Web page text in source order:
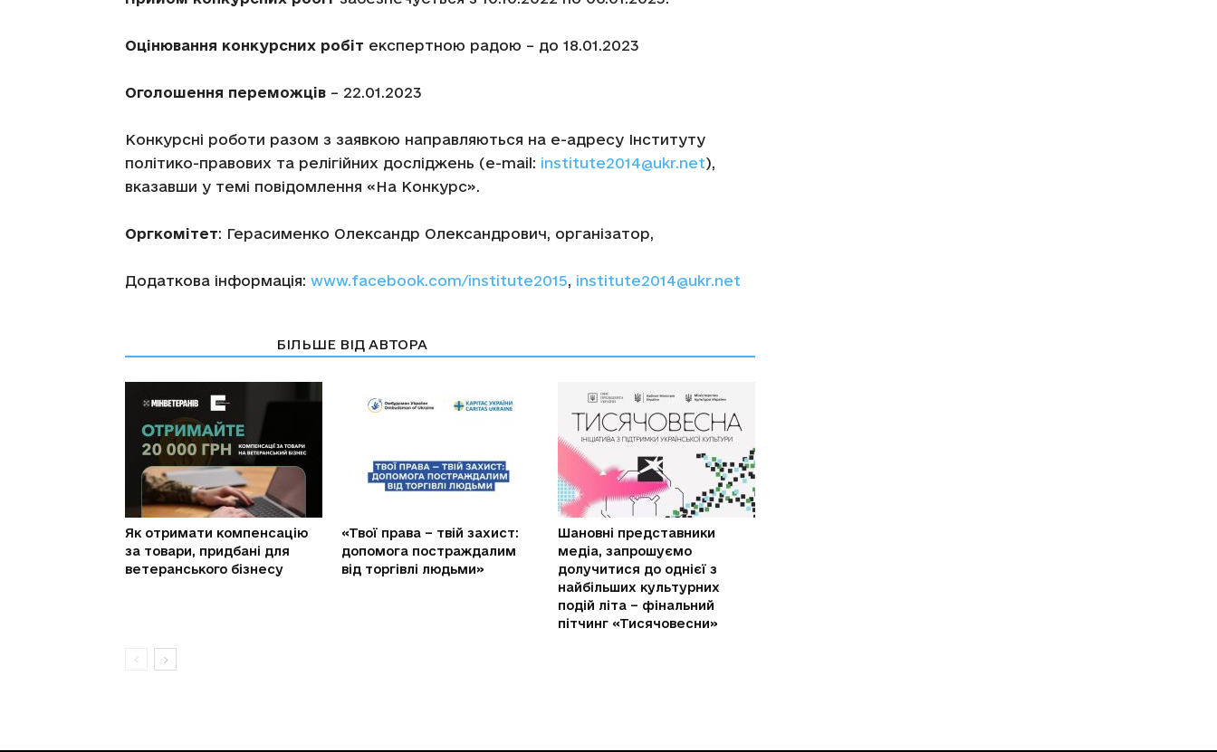
Оцінювання конкурсних робіт експертною радою – до 18.01.2023
Оголошення переможців – 22.01.2023
Конкурсні роботи разом з заявкою направляються на е-адресу Інституту
політико-правових та релігійних досліджень (e-mail: institute2014@ukr.net),
вказавши у темі повідомлення «На Конкурс».
Оргкомітет: Герасименко Олександр Олександрович, організатор,
Додаткова інформація: www.facebook.com/institute2015, institute2014@ukr.net
БІЛЬШЕ ВІД АВТОРА
Як отримати компенсацію
за товари, придбані для
ветеранського бізнесу
«Твої права – твій захист:
допомога постраждалим
від торгівлі людьми»
Шановні представники
медіа, запрошуємо
долучитися до однієї з
найбільших культурних
подій літа – фінальний
пітчинг «Тисячовесни»